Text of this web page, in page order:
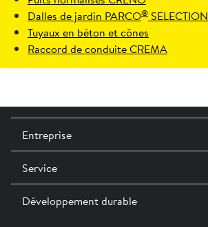
Dalles de jardin PARCO® SELECTION
Tuyaux en béton et cônes
Raccord de conduite CREMA
Entreprise
Contact / Sites
Expositions permanentes
Team
Service
Services
Développement durable